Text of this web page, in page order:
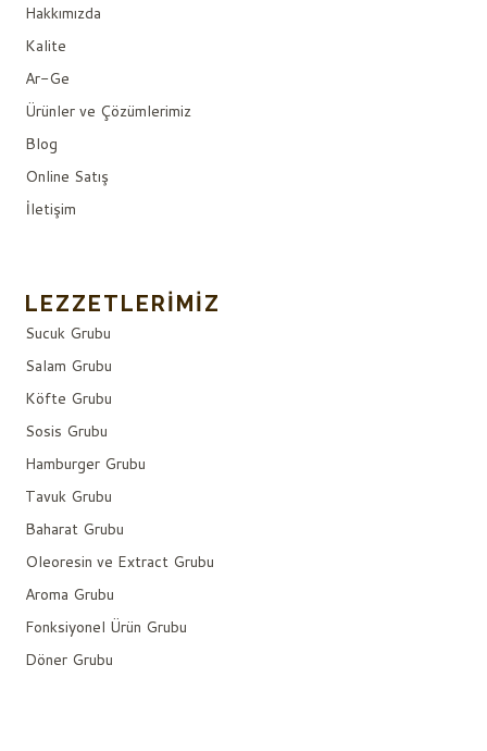
Hakkımızda
Kalite
Ar-Ge
Ürünler ve Çözümlerimiz
Blog
Online Satış
İletişim
LEZZETLERIMIZ
Sucuk Grubu
Salam Grubu
Köfte Grubu
Sosis Grubu
Hamburger Grubu
Tavuk Grubu
Baharat Grubu
Oleoresin ve Extract Grubu
Aroma Grubu
Fonksiyonel Ürün Grubu
Döner Grubu